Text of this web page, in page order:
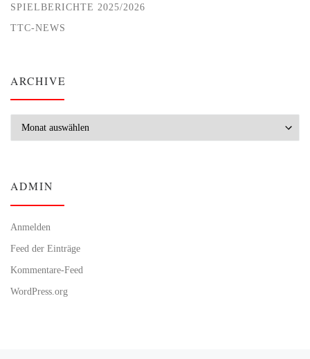
SPIELBERICHTE 2025/2026
TTC-NEWS
ARCHIVE
ADMIN
Anmelden
Feed der Einträge
Kommentare-Feed
WordPress.org